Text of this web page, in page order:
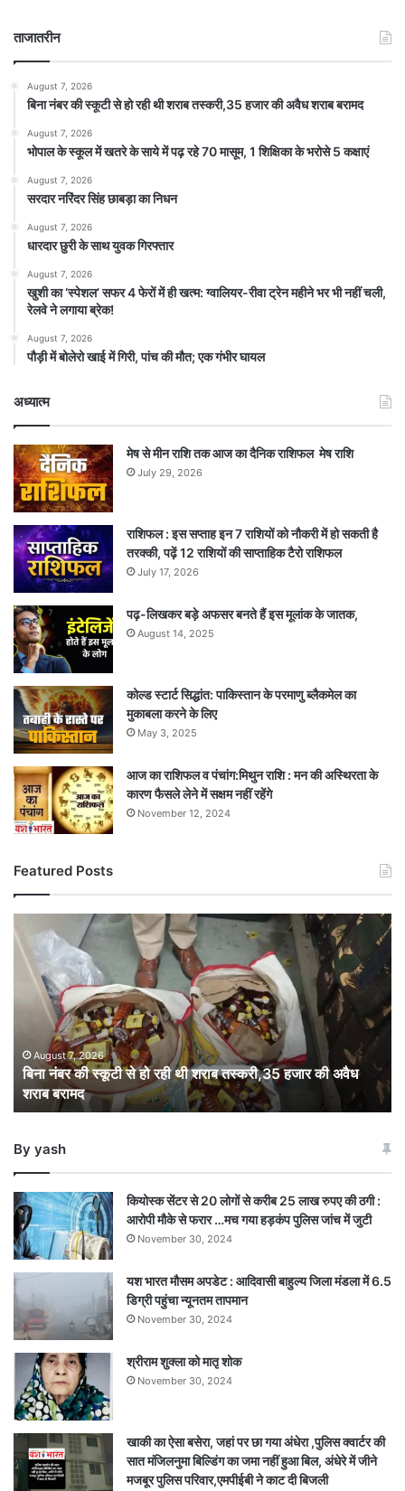
ताजातरीन
August 7, 2026
बिना नंबर की स्कूटी से हो रही थी शराब तस्करी,35 हजार की अवैध शराब बरामद
August 7, 2026
भोपाल के स्कूल में खतरे के साये में पढ़ रहे 70 मासूम, 1 शिक्षिका के भरोसे 5 कक्षाएं
August 7, 2026
सरदार नरिंदर सिंह छाबड़ा का निधन
August 7, 2026
धारदार छुरी के साथ युवक गिरफ्तार
August 7, 2026
खुशी का ‘स्पेशल’ सफर 4 फेरों में ही खत्म: ग्वालियर-रीवा ट्रेन महीने भर भी नहीं चली,
रेलवे ने लगाया ब्रेक!
August 7, 2026
पौड़ी में बोलेरो खाई में गिरी, पांच की मौत; एक गंभीर घायल
अध्यात्म
मेष से मीन राशि तक आज का दैनिक राशिफल मेष राशि
July 29, 2026
राशिफल : इस सप्ताह इन 7 राशियों को नौकरी में हो सकती है
तरक्की, पढ़ें 12 राशियों की साप्ताहिक टैरो राशिफल
July 17, 2026
पढ़-लिखकर बड़े अफसर बनते हैं इस मूलांक के जातक,
August 14, 2025
कोल्ड स्टार्ट सिद्धांत: पाकिस्तान के परमाणु ब्लैकमेल का
मुकाबला करने के लिए
May 3, 2025
आज का राशिफल व पंचांग:मिथुन राशि : मन की अस्थिरता के
कारण फैसले लेने में सक्षम नहीं रहेंगे
November 12, 2024
Featured Posts
नंबर
की
स्कूटी
थी
शराब
तस्करी,35
हजार
अवैध
August 7, 2026
बिना नंबर की स्कूटी से हो रही थी शराब तस्करी,35 हजार की अवैध
शराब बरामद
By yash
कियोस्क सेंटर से 20 लोगों से करीब 25 लाख रुपए की ठगी :
आरोपी मौके से फरार …मच गया हड़कंप पुलिस जांच में जुटी
November 30, 2024
यश भारत मौसम अपडेट : आदिवासी बाहुल्य जिला मंडला में 6.5
डिग्री पहुंचा न्यूनतम तापमान
November 30, 2024
श्रीराम शुक्ला को मातृ शोक
November 30, 2024
खाकी का ऐसा बसेरा, जहां पर छा गया अंधेरा ,पुलिस क्वार्टर की
सात मंजिलनुमा बिल्डिंग का जमा नहीं हुआ बिल, अंधेरे में जीने
मजबूर पुलिस परिवार,एमपीईबी ने काट दी बिजली